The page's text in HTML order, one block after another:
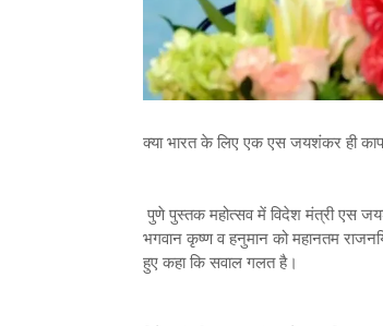
क्या भारत के लिए एक एस जयशंकर ही
पुणे पुस्तक महोत्सव में विदेश मंत्री एस
भगवान कृष्ण व हनुमान को महानतम
हुए कहा कि सवाल गलत है।